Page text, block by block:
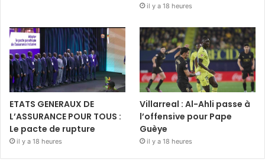
il y a 18 heures
ETATS GENERAUX DE
L’ASSURANCE POUR TOUS :
Le pacte de rupture
il y a 18 heures
Villarreal : Al-Ahli passe à
l’offensive pour Pape
Guèye
il y a 18 heures